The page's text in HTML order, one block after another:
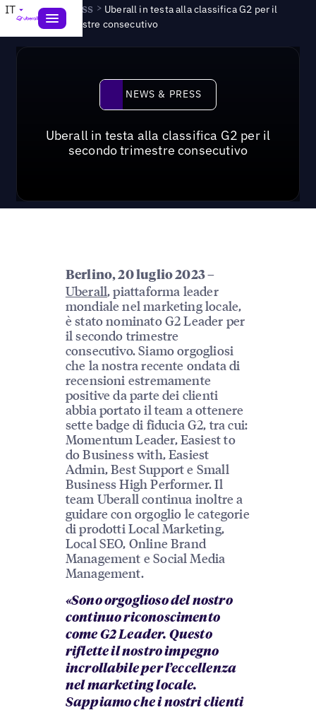
IT News & Press > Uberall in testa alla classifica G2 per il
secondo trimestre consecutivo
News & Press
NEWS & PRESS
Uberall in testa alla classifica G2 per il
secondo trimestre consecutivo
Berlino, 20 luglio 2023 –
Uberall, piattaforma leader
mondiale nel marketing locale,
è stato nominato G2 Leader per
il secondo trimestre
consecutivo. Siamo orgogliosi
che la nostra recente ondata di
recensioni estremamente
positive da parte dei clienti
abbia portato il team a ottenere
sette badge di fiducia G2, tra cui:
Momentum Leader, Easiest to
do Business with, Easiest
Admin, Best Support e Small
Business High Performer. Il
team Uberall continua inoltre a
guidare con orgoglio le categorie
di prodotti Local Marketing,
Local SEO, Online Brand
Management e Social Media
Management.
«Sono orgoglioso del nostro
continuo riconoscimento
come G2 Leader. Questo
riflette il nostro impegno
incrollabile per l’eccellenza
nel marketing locale.
Sappiamo che i nostri clienti